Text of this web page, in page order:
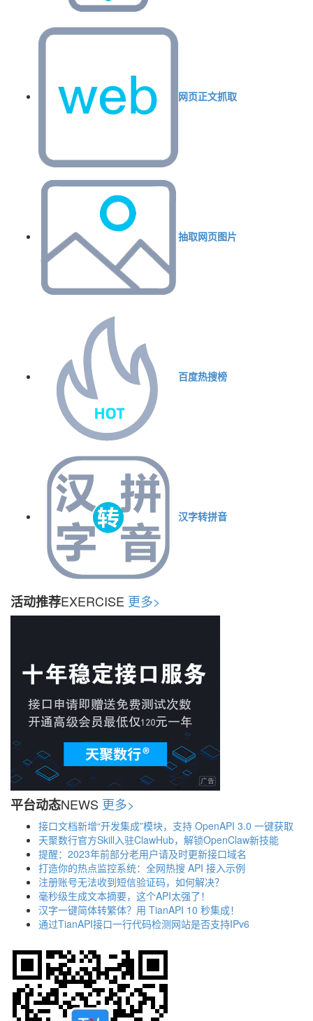
网页正文抓取
抽取网页图片
百度热搜榜
汉字转拼音
活动推荐EXERCISE 更多>
平台动态NEWS 更多>
接口文档新增“开发集成”模块，支持 OpenAPI 3.0 一键获取
天聚数行官方Skill入驻ClawHub，解锁OpenClaw新技能
提醒：2023年前部分老用户请及时更新接口域名
打造你的热点监控系统：全网热搜 API 接入示例
注册账号无法收到短信验证码，如何解决？
毫秒级生成文本摘要，这个API太强了！
汉字一键简体转繁体？用 TianAPI 10 秒集成！
通过TianAPI接口一行代码检测网站是否支持IPv6